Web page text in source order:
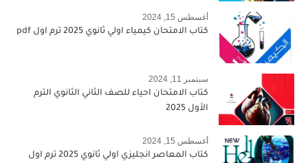
أغسطس 15, 2024
كتاب الامتحان كيمياء اولي ثانوي 2025 ترم اول pdf
سبتمبر 11, 2024
كتاب الامتحان احياء للصف الثاني الثانوي الترم
الأول 2025
أغسطس 15, 2024
كتاب المعاصر انجليزي اولي ثانوي 2025 ترم اول